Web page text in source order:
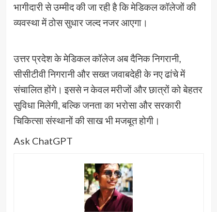
भागीदारी से उम्मीद की जा रही है कि मेडिकल कॉलेजों की
व्यवस्था में ठोस सुधार जल्द नजर आएगा।
उत्तर प्रदेश के मेडिकल कॉलेज अब दैनिक निगरानी,
सीसीटीवी निगरानी और सख्त जवाबदेही के नए ढांचे में
संचालित होंगे। इससे न केवल मरीजों और छात्रों को बेहतर
सुविधा मिलेगी, बल्कि जनता का भरोसा और सरकारी
चिकित्सा संस्थानों की साख भी मजबूत होगी।
Ask ChatGPT